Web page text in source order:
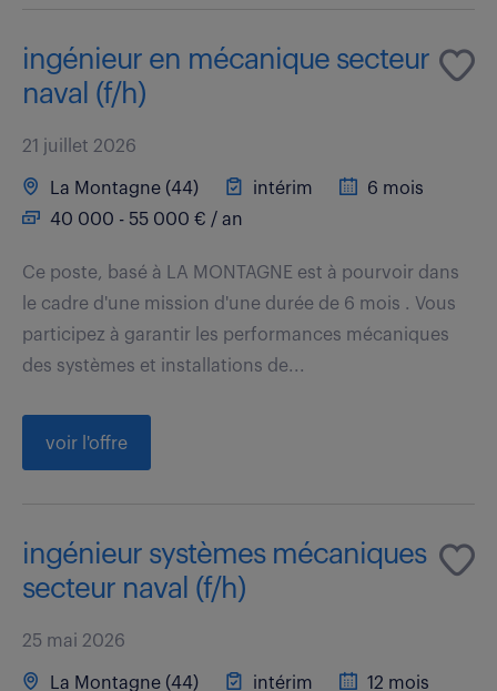
ingénieur en mécanique secteur
naval (f/h)
21 juillet 2026
La Montagne (44) intérim
6 mois
40 000 - 55 000 € / an
Ce poste, basé à LA MONTAGNE est à pourvoir dans
le cadre d'une mission d'une durée de 6 mois . Vous
participez à garantir les performances mécaniques
des systèmes et installations de...
voir l'offre
ingénieur systèmes mécaniques
secteur naval (f/h)
25 mai 2026
La Montagne (44) intérim 12 mois